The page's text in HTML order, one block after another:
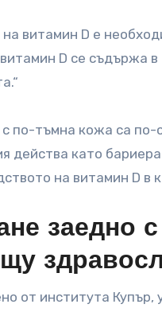
витамин D е
D се съдържа
с по-тъмна кожа са
действа като
на витамин D в
заедно
от института